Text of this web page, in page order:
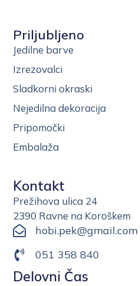
Priljubljeno
Jedilne barve
Izrezovalci
Sladkorni okraski
Nejedilna dekoracija
Pripomočki
Embalaža
Kontakt
Prežihova ulica 24
2390 Ravne na Koroškem
hobi.pek@gmail.com
051 358 840
Delovni Čas